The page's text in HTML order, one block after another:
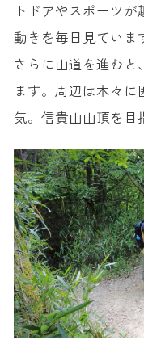
トドアやスポーツ
動きを毎日見ていま
さらに山道を進むと
ます。周辺は木々
気。信貴山山頂を目